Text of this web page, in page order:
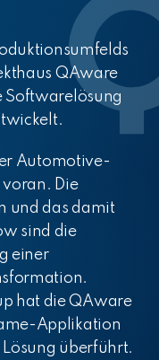
QAware
Softwarelösung
Automotive-
voran. Die
und das damit
sind die
einer
hat die QAware
Applikation
überführt.